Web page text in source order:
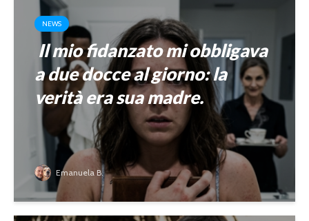
NEWS
Il mio fidanzato mi obbligava
a due docce al giorno: la
verità era sua madre.
Emanuela B.